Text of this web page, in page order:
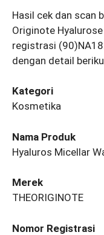
Hasil cek dan scan
Originote
registrasi
dengan detail
Kategori
Kosmetika
Nama Produk
Hyaluros Micellar
Merek
THEORIGINOTE
Nomor Registrasi